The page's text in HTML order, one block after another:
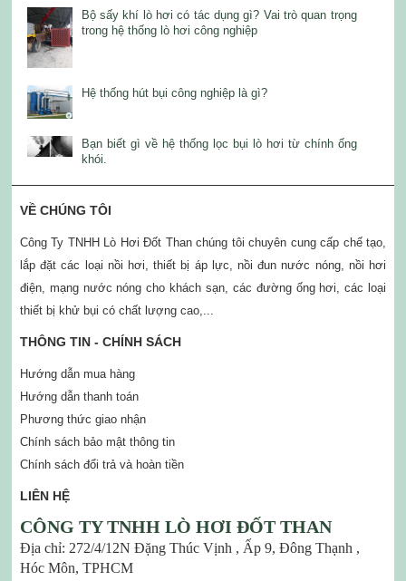
Bộ sấy khí lò hơi có tác dụng gì? Vai trò quan trọng
trong hệ thống lò hơi công nghiệp
Hệ thống hút bụi công nghiệp là gì?
Bạn biết gì về hệ thống lọc bụi lò hơi từ chính ống
khói.
VỀ CHÚNG TÔI
Công Ty TNHH Lò Hơi Đốt Than chúng tôi chuyên cung cấp chế tạo,
lắp đặt các loại nồi hơi, thiết bị áp lực, nồi đun nước nóng, nồi hơi
điện, mạng nước nóng cho khách sạn, các đường ống hơi, các loại
thiết bị khử bụi có chất lượng cao,...
THÔNG TIN - CHÍNH SÁCH
Hướng dẫn mua hàng
Hướng dẫn thanh toán
Phương thức giao nhận
Chính sách bảo mật thông tin
Chính sách đổi trả và hoàn tiền
LIÊN HỆ
CÔNG TY TNHH LÒ HƠI ĐỐT THAN
Địa chỉ: 272/4/12N Đặng Thúc Vịnh , Ấp 9, Đông Thạnh ,
Hóc Môn, TPHCM